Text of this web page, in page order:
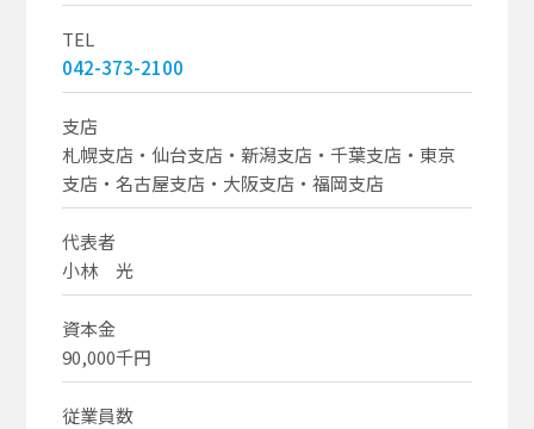
TEL
042-373-2100
支店
札幌支店・仙台支店・新潟支店・千葉支店・東京
支店・名古屋支店・大阪支店・福岡支店
代表者
小林 光
資本金
90,000千円
従業員数